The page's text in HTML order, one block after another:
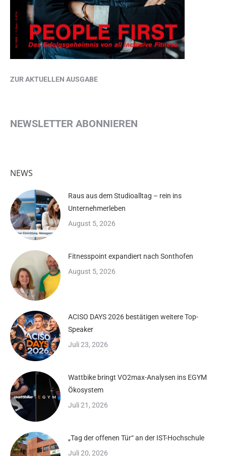
ZUR AKTUELLEN AUSGABE
NEWSLETTER ABONNIEREN
NEWS
Raus aus dem Studioalltag – rein ins
Unternehmerleben
August 5, 2026
Fitnesspoint expandiert nach Sonthofen
August 5, 2026
ACISO DAYS 2026 bestätigen weitere Top-
Speaker
Juli 23, 2026
Wattbike bringt VO2max-Analysen ins EGYM
Ökosystem
Juli 21, 2026
„Tag der offenen Tür“ an der IST-Hochschule
Juli 20, 2026